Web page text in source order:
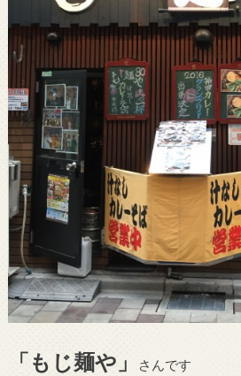
「もじ麺や」
さんです